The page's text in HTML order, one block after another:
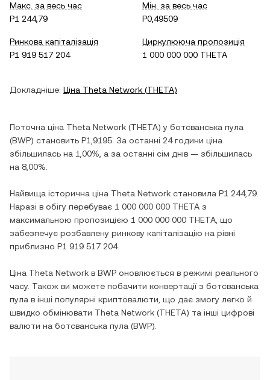
Макс. за весь час
P1 244,79
Мін. за весь час
P0,49509
Ринкова капіталізація
P1 919 517 204
Циркулююча пропозиція
1 000 000 000 THETA
Докладніше: Ціна Theta Network (THETA)
Поточна ціна Theta Network (THETA) у ботсванська пула
(BWP) становить P1,9195 . За останні 24 години ціна
збільшилась на 1,00% , а за останні сім днів — збільшилась
на 8,00%
Найвища історична ціна Theta Network становила P1 244,79
Наразі в обігу перебуває 1 000 000 000 THETA з
максимальною пропозицією 1 000 000 000 THETA , що
забезпечує розбавлену ринкову капіталізацію на рівні
приблизно P1 919 517 204.
Ціна Theta Network в BWP оновлюється в режимі реального
часу. Також ви можете побачити конвертації з ботсванська
пула в інші популярні криптовалюти, що дає змогу легко й
швидко обмінювати Theta Network (THETA) та інші цифрові
валюти на ботсванська пула (BWP).